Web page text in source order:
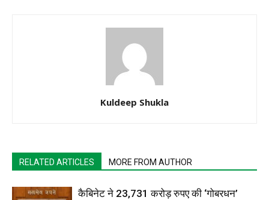
Kuldeep Shukla
RELATED ARTICLES MORE FROM AUTHOR
कैबिनेट ने 23,731 करोड़ रुपए की ‘गोबरधन’